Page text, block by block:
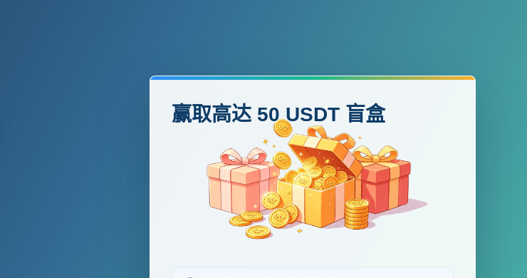
赢取高达 50 USDT 盲盒